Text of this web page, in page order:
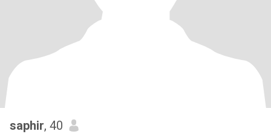
saphir, 40